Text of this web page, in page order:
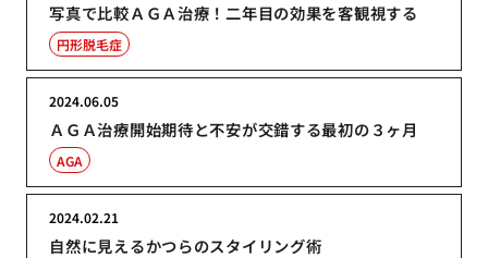
写真で比較ＡＧＡ治療！二年目の効果を客観視する
円形脱毛症
ＡＧＡ治療開始期待と不安が交錯する最初の３ヶ月
2024.06.05
AGA
自然に見えるかつらのスタイリング術
2024.02.21